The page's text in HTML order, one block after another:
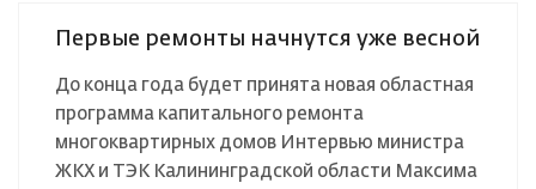
Первые ремонты начнутся уже весной
До конца года будет принята новая областная
программа капитального ремонта
многоквартирных домов Интервью министра
ЖКХ и ТЭК Калининградской области Максима